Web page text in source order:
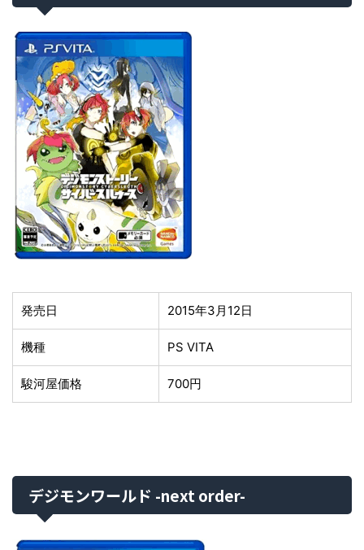
発売日 2015年3月12日
機種 PS VITA
駿河屋価格 700円
デジモンワールド -next order-